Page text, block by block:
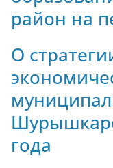
район на
О
года